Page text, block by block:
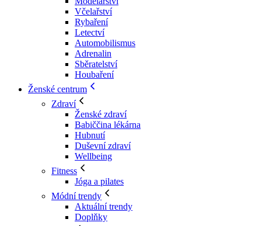
Včelařství
Rybaření
Letectví
Automobilismus
Adrenalin
Sběratelství
Houbaření
Ženské centrum
Zdraví
Ženské zdraví
Babiččina lékárna
Hubnutí
Duševní zdraví
Wellbeing
Fitness
Jóga a pilates
Módní trendy
Aktuální trendy
Doplňky